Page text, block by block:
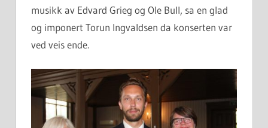
musikk av Edvard Grieg og Ole Bull, sa en glad
og imponert Torun Ingvaldsen da konserten var
ved veis ende.